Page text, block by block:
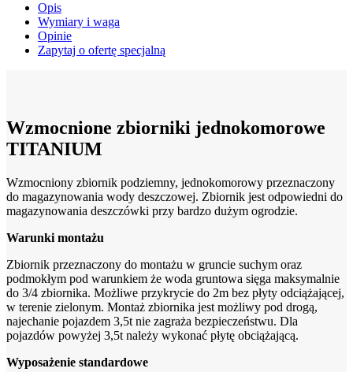
Opis
Wymiary i waga
Opinie
Zapytaj o ofertę specjalną
Wzmocnione zbiorniki jednokomorowe
TITANIUM
Wzmocniony zbiornik podziemny, jednokomorowy przeznaczony
do magazynowania wody deszczowej. Zbiornik jest odpowiedni do
magazynowania deszczówki przy bardzo dużym ogrodzie.
Warunki montażu
Zbiornik przeznaczony do montażu w gruncie suchym oraz
podmokłym pod warunkiem że woda gruntowa sięga maksymalnie
do 3/4 zbiornika. Możliwe przykrycie do 2m bez płyty odciążającej,
w terenie zielonym. Montaż zbiornika jest możliwy pod drogą,
najechanie pojazdem 3,5t nie zagraża bezpieczeństwu. Dla
pojazdów powyżej 3,5t należy wykonać płytę obciążającą.
Wyposażenie standardowe